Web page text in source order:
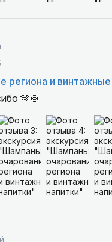
региона и винтажные
🫶🏻